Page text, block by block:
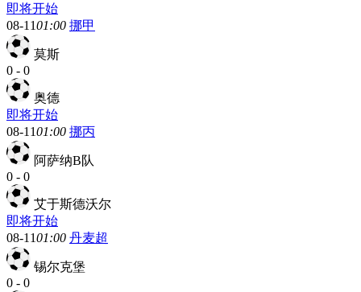
即将开始
08-1101:00 挪甲
莫斯
0 - 0
奥德
即将开始
08-1101:00 挪丙
阿萨纳B队
0 - 0
艾于斯德沃尔
即将开始
08-1101:00 丹麦超
锡尔克堡
0 - 0